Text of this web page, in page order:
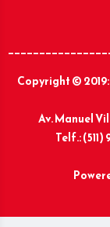
Copyright © 2019:
Av. Manuel
Telf.: